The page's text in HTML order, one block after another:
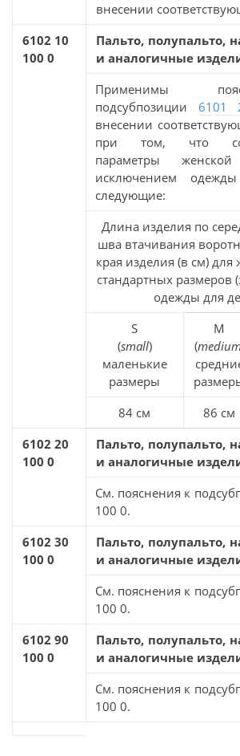
внесении
6102 10
100 0
Пальто, полупальто,
и аналогичные
Применимы
подсубпозиции 6101
внесении
при том, что
параметры
исключением
следующие:
Длина изделия по
шва втачивания
края изделия (в см)
стандартных размеров
одежды для
S
(small)
маленькие
размеры
M
(
84 см
86 см
6102 20
100 0
Пальто, полупальто,
и аналогичные
См. пояснения к
100 0.
6102 30
100 0
Пальто, полупальто,
и аналогичные
См. пояснения к
100 0.
6102 90
100 0
Пальто, полупальто,
и аналогичные
См. пояснения к
100 0.